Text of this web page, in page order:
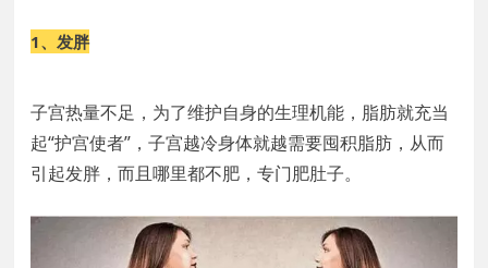
1、发胖
子宫热量不足，为了维护自身的生理机能，脂肪就充当
起“护宫使者”，子宫越冷身体就越需要囤积脂肪，从而
引起发胖，而且哪里都不肥，专门肥肚子。